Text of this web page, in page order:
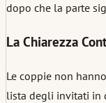
dopo che la parte
La Chiarezza
Le coppie non
lista degli invitati in